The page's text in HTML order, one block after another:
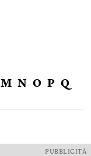
M N O P Q
PUBBLICITÀ